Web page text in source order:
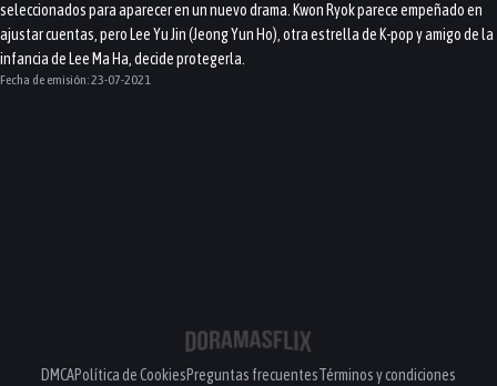
seleccionados para aparecer en un nuevo drama. Kwon Ryok parece empeñado en
ajustar cuentas, pero Lee Yu Jin (Jeong Yun Ho), otra estrella de K-pop y amigo de la
infancia de Lee Ma Ha, decide protegerla.
Fecha de emisión:23-07-2021
DMCAPolítica de CookiesPreguntas frecuentesTérminos y condiciones